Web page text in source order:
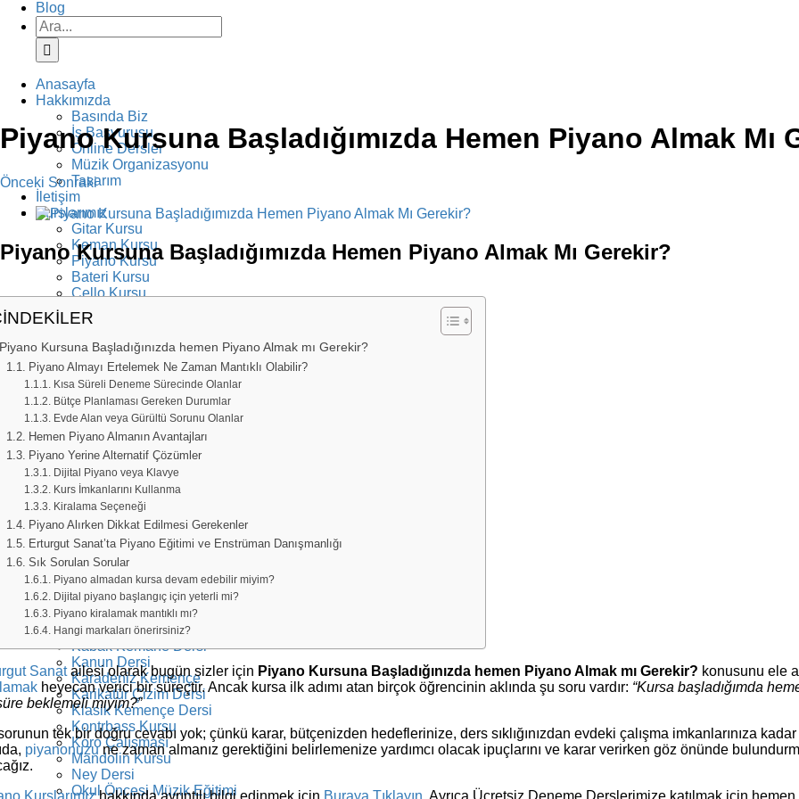
Blog
Ara:
Anasayfa
Hakkımızda
Basında Biz
İş Başvurusu
Online Dersler
Müzik Organizasyonu
Tasarım
İletişim
Kurslarımız
Gitar Kursu
Keman Kursu
Piyano Kursu
Bateri Kursu
Çello Kursu
Şan Dersi
Klarnet Dersi
Diksiyon Kursu
Yazarlık Kursu
Resim Kursu
Fotoğrafçılık Kursu
Elektro Gitar Kursu
Klasik Gitar Kursu
Akustik Gitar Dersi
Ukulele Kursu
Konservatuara Hazırlık Dersi
Resim Kursu
Bağlama Kursu
Tiyatro Kursu
Yan Flüt Kursu
Saksafon Kursu
Akordeon Kursu
Flamenko Gitar Dersi
Bas Gitar Kursu
Dans Kursu
Darbuka Kursu
Kabak Kemane Dersi
Kanun Dersi
Karadeniz Kemençe
Karikatür Çizim Dersi
Klasik Kemençe Dersi
Kontrbass Kursu
Koro Çalışması
Mandolin Kursu
Ney Dersi
Okul Öncesi Müzik Eğitimi
Piyano Kursuna Başladığımızda Hemen Piyano Almak Mı
Önceki Sonraki
View
Larger
Image
Piyano Kursuna Başladığımızda Hemen Piyano Almak Mı Gerekir?
Piyano Kursuna Başladığınızda hemen Piyano Almak mı Gerekir?
Piyano Almayı Ertelemek Ne Zaman Mantıklı Olabilir?
Kısa Süreli Deneme Sürecinde Olanlar
Bütçe Planlaması Gereken Durumlar
Evde Alan veya Gürültü Sorunu Olanlar
Hemen Piyano Almanın Avantajları
Piyano Yerine Alternatif Çözümler
Dijital Piyano veya Klavye
Kurs İmkanlarını Kullanma
Kiralama Seçeneği
Piyano Alırken Dikkat Edilmesi Gerekenler
Erturgut Sanat’ta Piyano Eğitimi ve Enstrüman Danışmanlığı
Sık Sorulan Sorular
Piyano almadan kursa devam edebilir miyim?
Dijital piyano başlangıç için yeterli mi?
Piyano kiralamak mantıklı mı?
Hangi markaları önerirsiniz?
Sanatailesi olarak bugün sizler için Piyano Kursuna Başladığınızda hemen Piyano Almak mı Gerekir? konusunu ele
heyecan verici bir süreçtir. Ancak kursa ilk adımı atan birçok öğrencinin aklında şu soru vardır: “Kursa başladığımda
beklemeli miyim?”
tek bir doğru cevabı yok; çünkü karar, bütçenizden hedeflerinize, ders sıklığınızdan evdeki çalışma imkanlarınıza
piyanonuzune zaman almanız gerektiğini belirlemenize yardımcı olacak ipuçlarını ve karar verirken göz önünde